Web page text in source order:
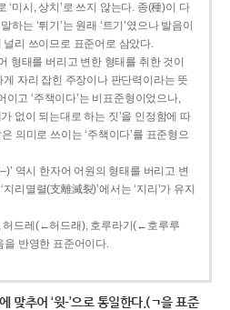
‘미시, 상치’로 쓰지 않는다. 종(種)이 다
는 ‘튀기’는 원래 ‘트기’였으나 발음이
널리 쓰이므로 표준어로 삼았다.
형태를 버리고 변한 형태를 취한 것이
게 자리 잡힌 주장이나 판단력이라는 뜻
이고 ‘주책이다’는 비표준형이었으나,
없이 되는대로 하는 짓’을 인정함에 따
의미로 쓰이는 ‘주책이다’를 표준형으
역시 한자어 어원의 형태를 버리고 변
리멸렬(支離滅裂)’에서는 ‘지리’가 유지
드레(←허드래), 호루라기(←호루루
을 반영한 표준어이다.
에 맞추어 ‘윗-’으로 통일한다.(ㄱ을 표준